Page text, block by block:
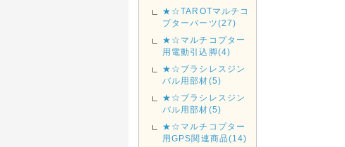
★☆TAROTマルチコ
プターパーツ(27)
★☆マルチコプター
用電動引込脚(4)
★☆ブラシレスジン
バル用部材(5)
★☆ブラシレスジン
バル用部材(5)
★☆マルチコプター
用GPS関連商品(14)